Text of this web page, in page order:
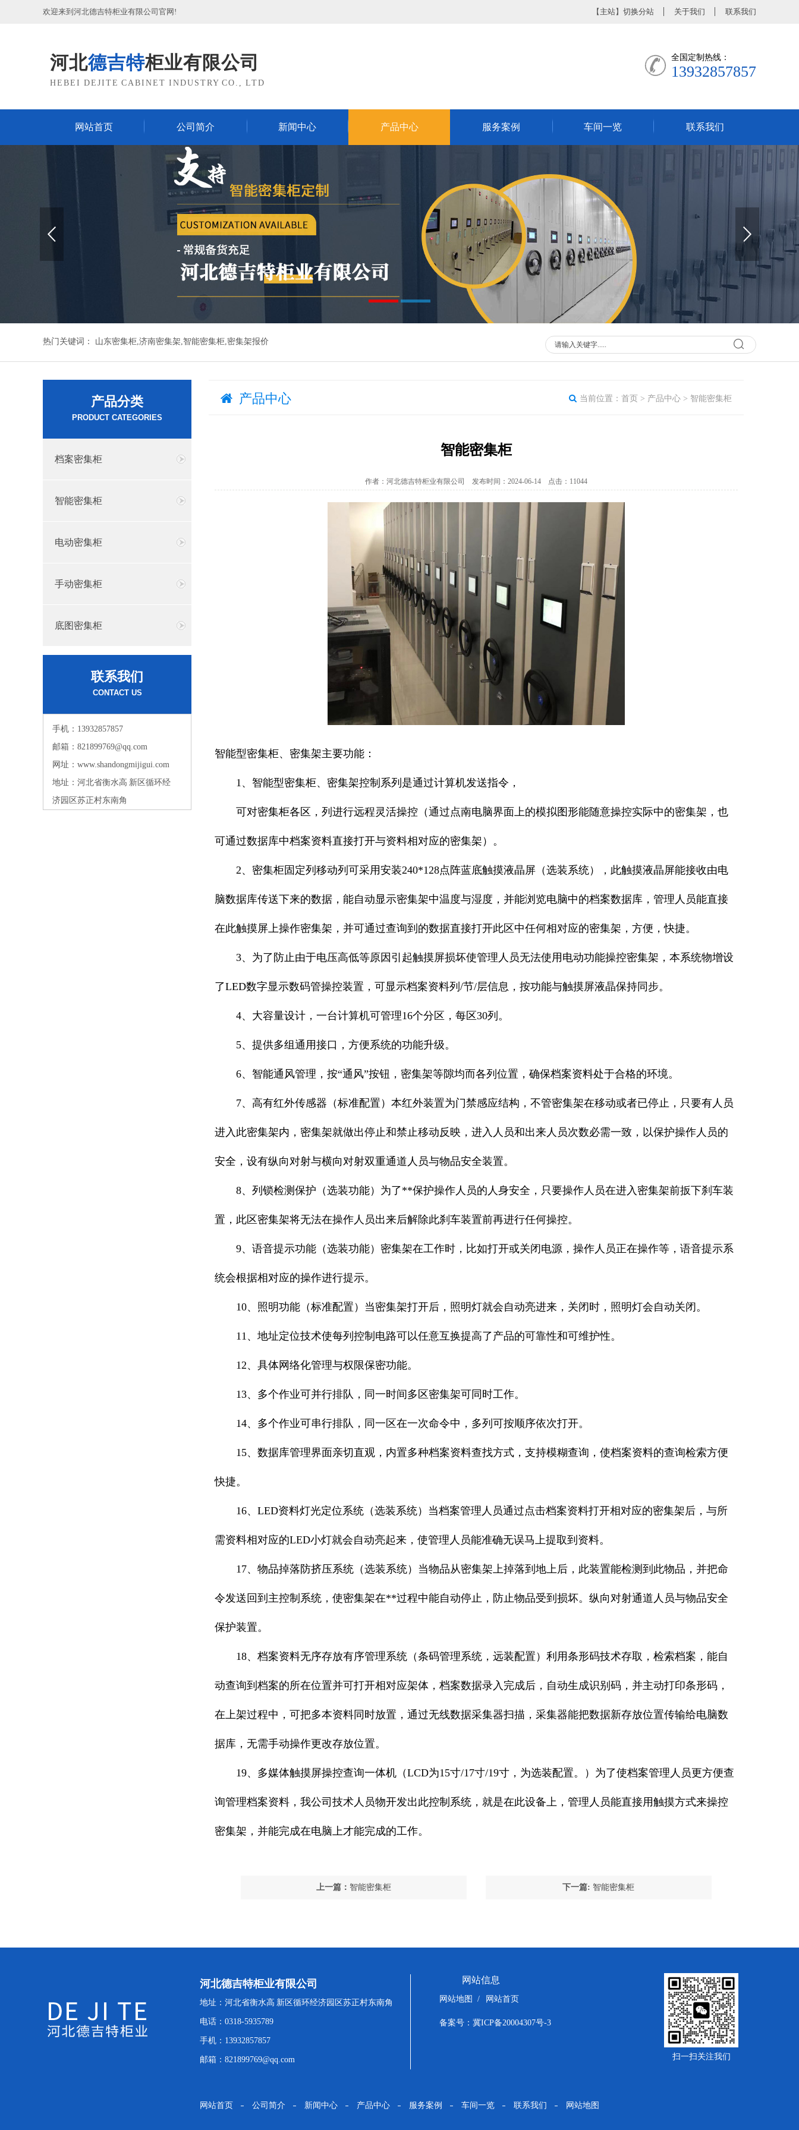
欢迎来到河北德吉特柜业有限公司官网! 【 主站】 切换分站 关于我们 联系我们
河北德吉特柜业有限公司
HEBEI DEJITE CABINET INDUSTRY CO., LTD
全国定制热线：
13932857857
网站首页 公司简介 新闻中心 产品中心 服务案例 车间一览 联系我们
热门关键词： 山东密集柜,济南密集架,智能密集柜,密集架报价
产品中心 当前位置： 首页 > 产品中心 > 智能密集柜
智能密集柜
作者：河北德吉特柜业有限公司 发布时间：2024-06-14 点击：11044
智能型密集柜、密集架主要功能：
1、智能型密集柜、密集架控制系列是通过计算机发送指令，
可对密集柜各区，列进行远程灵活操控（通过点南电脑界面上的模拟图形能随意操控实际中的密集架，也
可通过数据库中档案资料直接打开与资料相对应的密集架）。
2、密集柜固定列移动列可采用安装240*128点阵蓝底触摸液晶屏（选装系统），此触摸液晶屏能接收由电
脑数据库传送下来的数据，能自动显示密集架中温度与湿度，并能浏览电脑中的档案数据库，管理人员能直接
在此触摸屏上操作密集架，并可通过查询到的数据直接打开此区中任何相对应的密集架，方便，快捷。
3、为了防止由于电压高低等原因引起触摸屏损坏使管理人员无法使用电动功能操控密集架，本系统物增设
了LED数字显示数码管操控装置，可显示档案资料列/节/层信息，按功能与触摸屏液晶保持同步。
4、大容量设计，一台计算机可管理16个分区，每区30列。
5、提供多组通用接口，方便系统的功能升级。
6、智能通风管理，按“通风”按钮，密集架等隙均而各列位置，确保档案资料处于合格的环境。
7、高有红外传感器（标准配置）本红外装置为门禁感应结构，不管密集架在移动或者已停止，只要有人员
进入此密集架内，密集架就做出停止和禁止移动反映，进入人员和出来人员次数必需一致，以保护操作人员的
安全，设有纵向对射与横向对射双重通道人员与物品安全装置。
8、列锁检测保护（选装功能）为了**保护操作人员的人身安全，只要操作人员在进入密集架前扳下刹车装
置，此区密集架将无法在操作人员出来后解除此刹车装置前再进行任何操控。
9、语音提示功能（选装功能）密集架在工作时，比如打开或关闭电源，操作人员正在操作等，语音提示系
统会根据相对应的操作进行提示。
10、照明功能（标准配置）当密集架打开后，照明灯就会自动亮进来，关闭时，照明灯会自动关闭。
11、地址定位技术使每列控制电路可以任意互换提高了产品的可靠性和可维护性。
12、具体网络化管理与权限保密功能。
13、多个作业可并行排队，同一时间多区密集架可同时工作。
14、多个作业可串行排队，同一区在一次命令中，多列可按顺序依次打开。
15、数据库管理界面亲切直观，内置多种档案资料查找方式，支持模糊查询，使档案资料的查询检索方便
快捷。
16、LED资料灯光定位系统（选装系统）当档案管理人员通过点击档案资料打开相对应的密集架后，与所
需资料相对应的LED小灯就会自动亮起来，使管理人员能准确无误马上提取到资料。
17、物品掉落防挤压系统（选装系统）当物品从密集架上掉落到地上后，此装置能检测到此物品，并把命
令发送回到主控制系统，使密集架在**过程中能自动停止，防止物品受到损坏。纵向对射通道人员与物品安全
保护装置。
18、档案资料无序存放有序管理系统（条码管理系统，远装配置）利用条形码技术存取，检索档案，能自
动查询到档案的所在位置并可打开相对应架体，档案数据录入完成后，自动生成识别码，并主动打印条形码，
在上架过程中，可把多本资料同时放置，通过无线数据采集器扫描，采集器能把数据新存放位置传输给电脑数
据库，无需手动操作更改存放位置。
19、多媒体触摸屏操控查询一体机（LCD为15寸/17寸/19寸，为选装配置。）为了使档案管理人员更方便查
询管理档案资料，我公司技术人员物开发出此控制系统，就是在此设备上，管理人员能直接用触摸方式来操控
密集架，并能完成在电脑上才能完成的工作。
上一篇： 智能密集柜 下一篇: 智能密集柜
产品分类
PRODUCT CATEGORIES
档案密集柜
智能密集柜
电动密集柜
手动密集柜
底图密集柜
联系我们
CONTACT US
手机：13932857857
邮箱：821899769@qq.com
网址：www.shandongmijigui.com
地址：河北省衡水高 新区循环经
济园区苏正村东南角
河北德吉特柜业有限公司
地址：河北省衡水高 新区循环经济园区苏正村东南角
电话：0318-5935789
手机：13932857857
邮箱：821899769@qq.com
网站信息
网站地图 / 网站首页
备案号： 冀ICP备20004307号-3
扫一扫关注我们
网站首页 公司简介 新闻中心 产品中心 服务案例 车间一览 联系我们 网站地图